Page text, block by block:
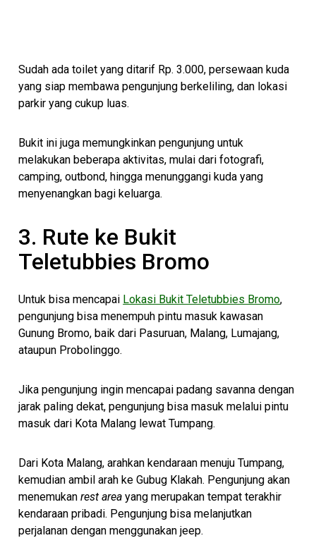
Sudah ada toilet yang ditarif Rp. 3.000, persewaan kuda
yang siap membawa pengunjung berkeliling, dan lokasi
parkir yang cukup luas.
Bukit ini juga memungkinkan pengunjung untuk
melakukan beberapa aktivitas, mulai dari fotografi,
camping, outbond, hingga menunggangi kuda yang
menyenangkan bagi keluarga.
3. Rute ke Bukit
Teletubbies Bromo
Untuk bisa mencapai Lokasi Bukit Teletubbies Bromo,
pengunjung bisa menempuh pintu masuk kawasan
Gunung Bromo, baik dari Pasuruan, Malang, Lumajang,
ataupun Probolinggo.
Jika pengunjung ingin mencapai padang savanna dengan
jarak paling dekat, pengunjung bisa masuk melalui pintu
masuk dari Kota Malang lewat Tumpang.
Dari Kota Malang, arahkan kendaraan menuju Tumpang,
kemudian ambil arah ke Gubug Klakah. Pengunjung akan
menemukanrest area yang merupakan tempat terakhir
kendaraan pribadi. Pengunjung bisa melanjutkan
perjalanan dengan menggunakan jeep.